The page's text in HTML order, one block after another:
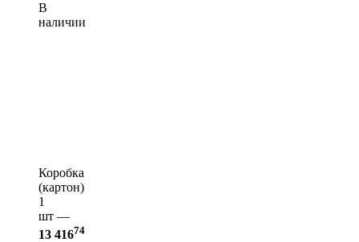
В
наличии
Коробка
(картон)
1
шт —
13 41674